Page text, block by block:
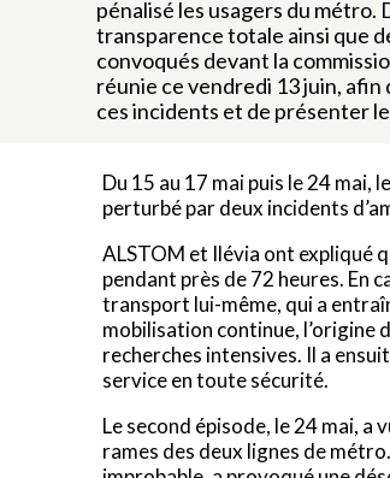
pénalisé les usagers du métro.
transparence totale ainsi que
convoqués devant la
réunie ce vendredi 13 juin,
ces incidents et de présenter
Du 15 au 17 mai puis le 24 mai,
perturbé par deux incidents
ALSTOM et Ilévia ont expliqué
pendant près de 72 heures. En
transport lui-même, qui a
mobilisation continue, l’origine
recherches intensives. Il a
service en toute sécurité.
Le second épisode, le 24 mai,
rames des deux lignes de